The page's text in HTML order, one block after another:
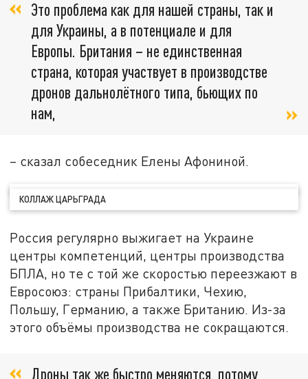
Это проблема как для нашей страны, так и
для Украины, а в потенциале и для
Европы. Британия – не единственная
страна, которая участвует в производстве
дронов дальнолётного типа, бьющих по
нам,
– сказал собеседник Елены Афониной.
КОЛЛАЖ ЦАРЬГРАДА
Россия регулярно выжигает на Украине
центры компетенций, центры производства
БПЛА, но те с той же скоростью переезжают в
Евросоюз: страны Прибалтики, Чехию,
Польшу, Германию, а также Британию. Из-за
этого объёмы производства не сокращаются.
Дроны так же быстро меняются, потому